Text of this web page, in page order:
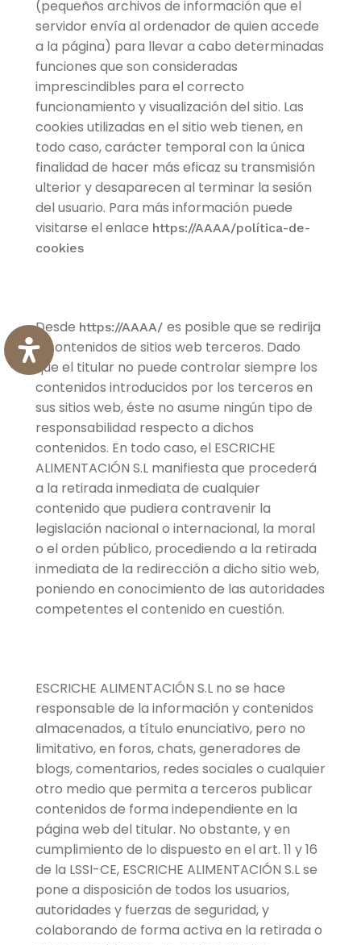
(pequeños archivos de información que el
servidor envía al ordenador de quien accede
a la página) para llevar a cabo determinadas
funciones que son consideradas
imprescindibles para el correcto
funcionamiento y visualización del sitio. Las
cookies utilizadas en el sitio web tienen, en
todo caso, carácter temporal con la única
finalidad de hacer más eficaz su transmisión
ulterior y desaparecen al terminar la sesión
del usuario. Para más información puede
visitarse el enlace https://AAAA/política-de-
cookies
Desde https://AAAA/ es posible que se redirija
a contenidos de sitios web terceros. Dado
que el titular no puede controlar siempre los
contenidos introducidos por los terceros en
sus sitios web, éste no asume ningún tipo de
responsabilidad respecto a dichos
contenidos. En todo caso, el ESCRICHE
ALIMENTACIÓN S.L manifiesta que procederá
a la retirada inmediata de cualquier
contenido que pudiera contravenir la
legislación nacional o internacional, la moral
o el orden público, procediendo a la retirada
inmediata de la redirección a dicho sitio web,
poniendo en conocimiento de las autoridades
competentes el contenido en cuestión.
ESCRICHE ALIMENTACIÓN S.L no se hace
responsable de la información y contenidos
almacenados, a título enunciativo, pero no
limitativo, en foros, chats, generadores de
blogs, comentarios, redes sociales o cualquier
otro medio que permita a terceros publicar
contenidos de forma independiente en la
página web del titular. No obstante, y en
cumplimiento de lo dispuesto en el art. 11 y 16
de la LSSI-CE, ESCRICHE ALIMENTACIÓN S.L se
pone a disposición de todos los usuarios,
autoridades y fuerzas de seguridad, y
colaborando de forma activa en la retirada o